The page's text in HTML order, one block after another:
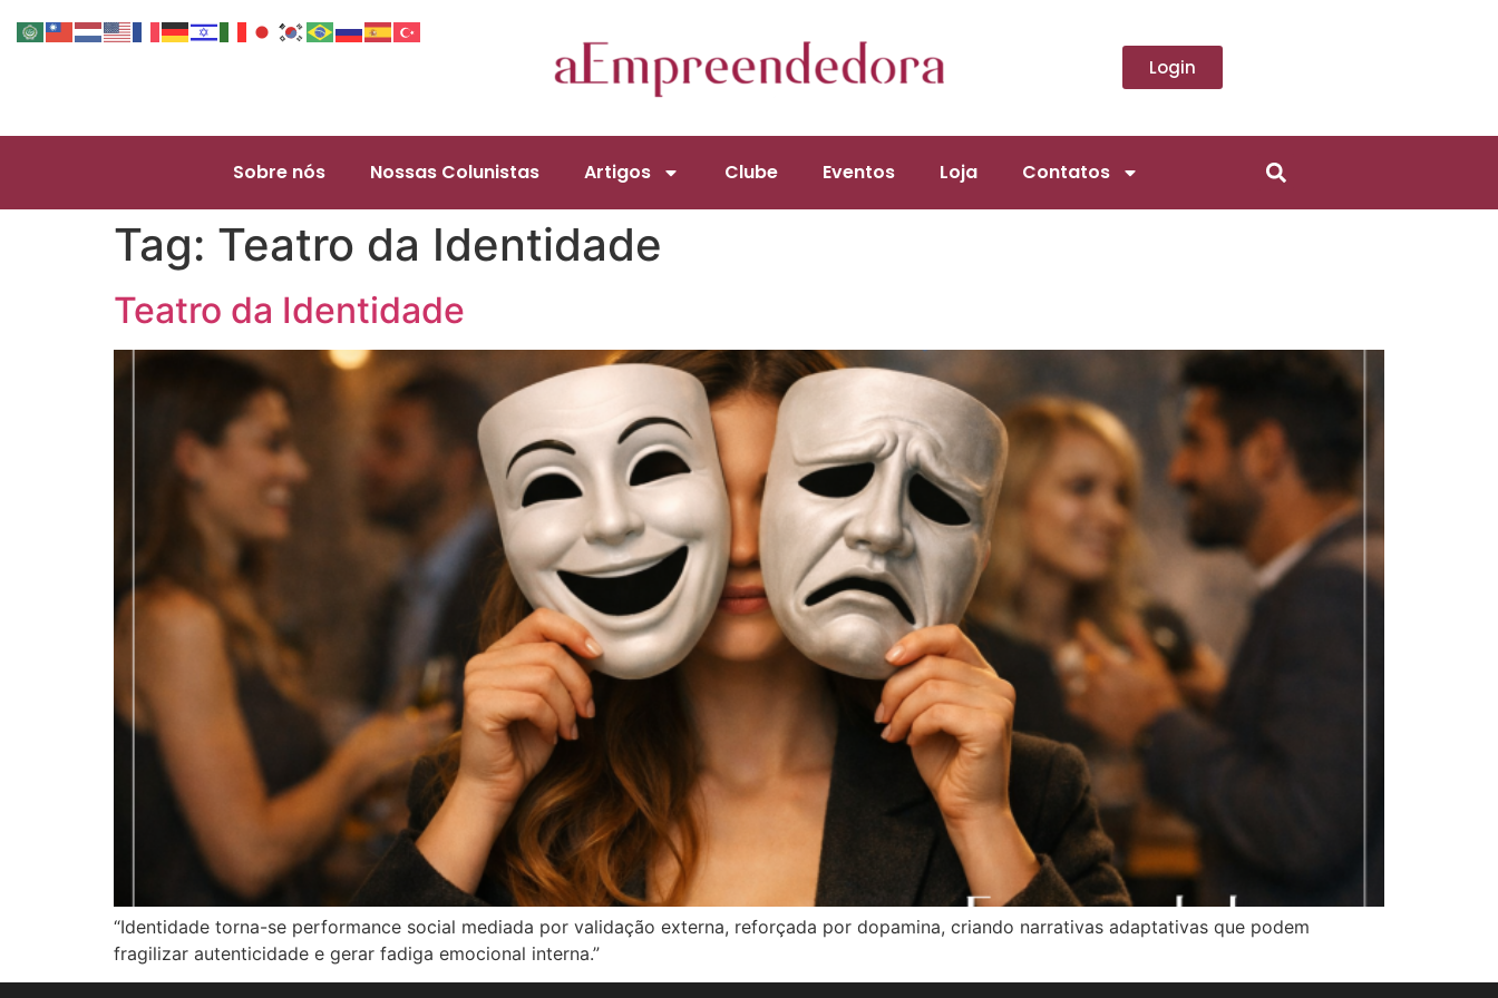
Login
Sobre nós Nossas Colunistas Artigos Clube Eventos Loja Contatos
Tag: Teatro da Identidade
Teatro da Identidade
“Identidade torna-se performance social mediada por validação externa, reforçada por dopamina, criando narrativas adaptativas que podem
fragilizar autenticidade e gerar fadiga emocional interna.”